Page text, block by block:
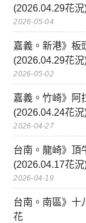
(2026.04.29花況
2026-05-04
嘉義。新港》板
(2026.04.29花況
2026-05-02
嘉義。竹崎》阿
(2026.04.24花況
2026-04-27
台南。龍崎》頂
(2026.04.17花況
2026-04-19
台南。南區》十
花